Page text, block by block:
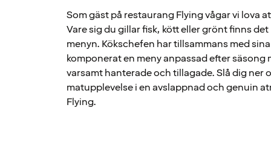
Som gäst på restaurang Flying vågar vi lova
Vare sig du gillar fisk, kött eller grönt finns
menyn. Kökschefen har tillsammans med
komponerat en meny anpassad efter säsong
varsamt hanterade och tillagade. Slå dig ner
matupplevelse i en avslappnad och genuin
Flying.